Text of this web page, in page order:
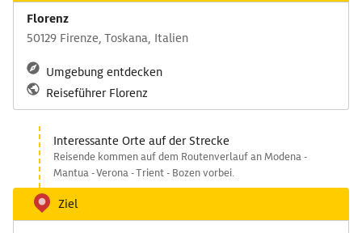
Florenz
50129 Firenze, Toskana, Italien
Umgebung entdecken
Reiseführer Florenz
Interessante Orte auf der Strecke
Reisende kommen auf dem Routenverlauf an Modena -
Mantua - Verona - Trient - Bozen vorbei.
Ziel